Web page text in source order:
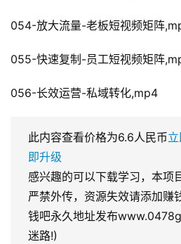
054-放大流量-老板短视频矩阵
055-快速复制-员工短视频矩阵
056-长效运营-私域转化,mp4
此内容查看价格为6.6人民币
即升级
感兴趣的可以下载学习，本项
严禁外传，资源失效请添加
钱吧永久地址发布
迷路!)